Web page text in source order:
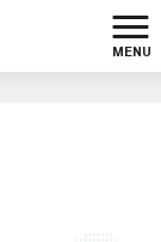
MENU